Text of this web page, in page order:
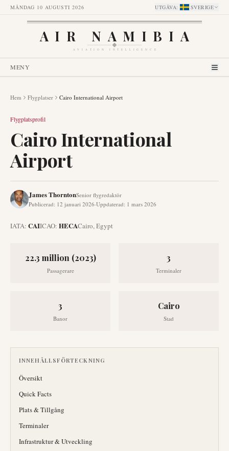
MÅNDAG 10 AUGUSTI 2026 UTGÅVA: SVERIGE
AIR NAMIBIA
AVIATION INTELLIGENCE
MENY
Hem Flygplatser Cairo International Airport
Flygplatsprofil
Cairo International
Airport
James ThorntonSenior flygredaktör
Publicerad: 12 januari 2026·Uppdaterad: 1 mars 2026
IATA: CAIICAO: HECACairo,Egypt
22.3 million (2023)
Passagerare
3
Terminaler
3
Banor
Cairo
Stad
INNEHÅLLSFÖRTECKNING
Översikt
Quick Facts
Plats & Tillgång
Terminaler
Infrastruktur & Utveckling